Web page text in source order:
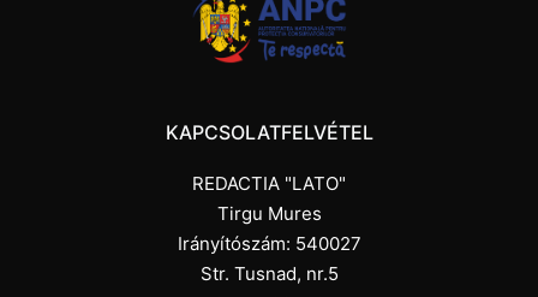
KAPCSOLATFELVÉTEL
REDACTIA "LATO"
Tirgu Mures
Irányítószám: 540027
Str. Tusnad, nr.5